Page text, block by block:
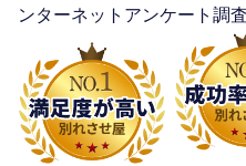
ンターネットアンケート調